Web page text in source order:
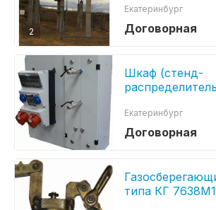
2 Договорная
Екатеринбург
Шкаф (стенд-
рабочего места
Договорная
Екатеринбург
типа КГ